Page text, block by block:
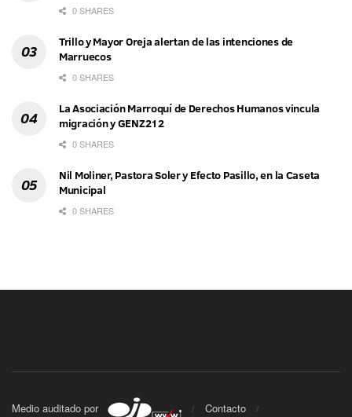
0 SHARES
Trillo y Mayor Oreja alertan de las intenciones de
Marruecos
0 SHARES
La Asociación Marroquí de Derechos Humanos vincula
migración y GENZ212
0 SHARES
Nil Moliner, Pastora Soler y Efecto Pasillo, en la Caseta
Municipal
0 SHARES
Medio auditado por
Contacto